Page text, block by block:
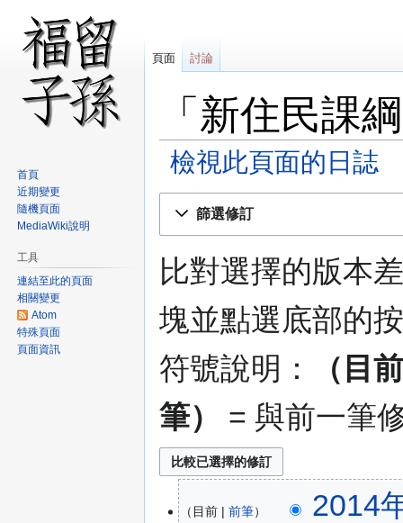
「新住民課
檢視此頁面的日誌
覽尋
篩選修訂
比對選擇的版本
塊並點選底部的
符號說明：
（目
筆）
= 與前一筆
目前 前筆
2014
頁面 討論
首頁
近期變更
隨機頁面
MediaWiki說明
工具
連結至此的頁面
相關變更
Atom
特殊頁面
頁面資訊